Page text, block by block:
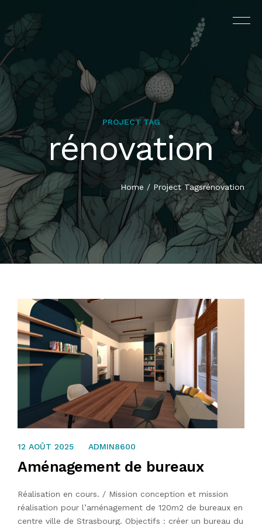
L’AGENCE
PRESTATIONS
PORTFOLIO
CONTACT
PROJECT TAG
rénovation
Home / Project Tagsrénovation
1 NOVEMBRE 2023
12 AOÛT 2025 ADMIN8600
Aménagement de bureaux
Réalisation en cours. / Mission conception et mission
réalisation pour l’aménagement de 120m2 de bureaux en
centre ville de Strasbourg. Objectifs : créer un bureau du